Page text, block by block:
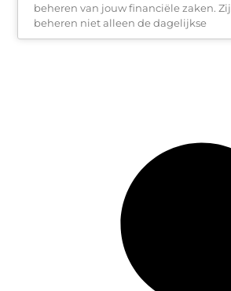
beheren van jouw financiële zaken. Zij
beheren niet alleen de dagelijkse